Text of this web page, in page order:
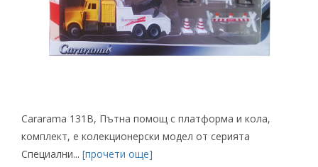
Cararama 131B, Пътна помощ с платформа и кола,
комплект, е колекционерски модел от серията
Специални... [прочети още]